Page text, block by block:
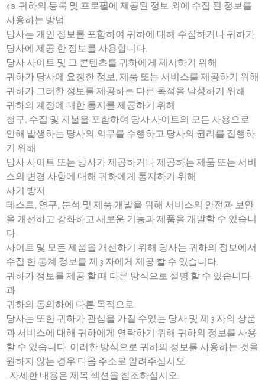
4b. 귀하의 등록 및 프로필에 제공된 정보 외에 수집 된 정보를
사용하는 방법
당사는 개인 정보를 포함하여 귀하에 대해 수집하거나 귀하가
당사에 제공 한 정보를 사용합니다.
당사 사이트 및 그 콘텐츠를 귀하에게 제시하기 위해
귀하가 당사에 요청한 정보, 제품 또는 서비스를 제공하기 위해
귀하가 그러한 정보를 제공하는 다른 목적을 달성하기 위해
귀하의 계정에 대한 통지를 제공하기 위해
청구, 수집 및 지불을 포함하여 당사 사이트의 모든 사용으로
인해 발생하는 당사의 의무를 수행하고 당사의 권리를 집행하
기 위해
당사 사이트 또는 당사가 제공하거나 제공하는 제품 또는 서비
스의 변경 사항에 대해 귀하에게 통지하기 위해
사기 방지
테스트, 연구, 분석 및 제품 개발을 위해 서비스의 안전과 보안
을 개선하고 강화하고 새로운 기능과 제품을 개발할 수 있습니
다.
사이트 및 모든 제품을 개선하기 위해 당사는 귀하의 정보에서
수집 한 통계 정보를 제 3 자에게 제공 할 수 있습니다.
귀하가 정보를 제공 할 때 다른 방식으로 설명 할 수 있습니다.
과
귀하의 동의하에 다른 목적으로.
당사는 또한 귀하가 관심을 가질 수있는 당사 및 제 3 자의 상품
과 서비스에 대해 귀하에게 연락하기 위해 귀하의 정보를 사용
할 수 있습니다. 이러한 방식으로 귀하의 정보를 사용하는 것을
원하지 않는 경우 다음 주소로 알려주십시오.
. 자세한 내용은 제목 섹션을 참조하십시오.